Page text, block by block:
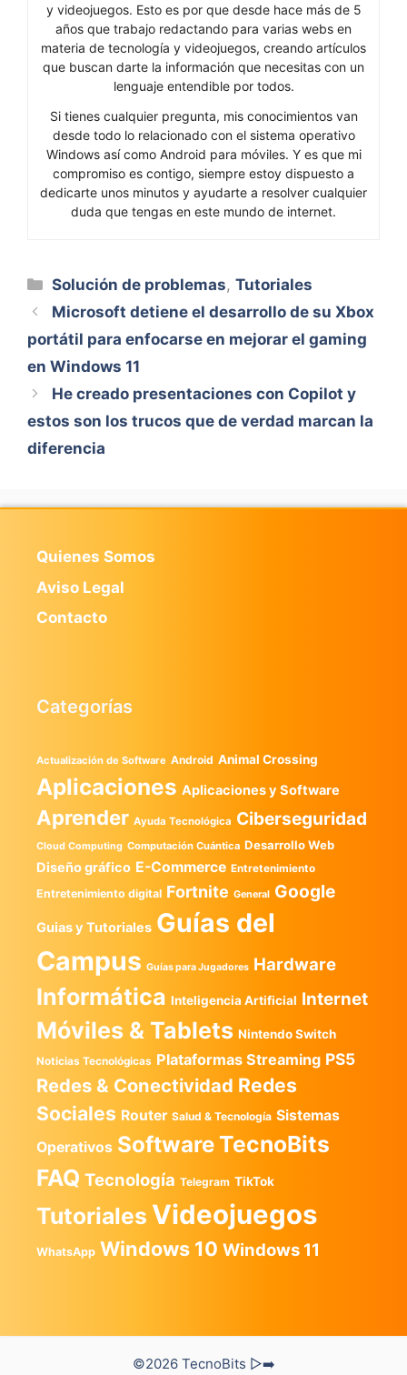
y videojuegos. Esto es por que desde hace más de 5
años que trabajo redactando para varias webs en
materia de tecnología y videojuegos, creando artículos
que buscan darte la información que necesitas con un
lenguaje entendible por todos.
Si tienes cualquier pregunta, mis conocimientos van
desde todo lo relacionado con el sistema operativo
Windows así como Android para móviles. Y es que mi
compromiso es contigo, siempre estoy dispuesto a
dedicarte unos minutos y ayudarte a resolver cualquier
duda que tengas en este mundo de internet.
Categorías
Solución de problemas,Tutoriales
Microsoft detiene el desarrollo de su Xbox
portátil para enfocarse en mejorar el gaming
en Windows 11
He creado presentaciones con Copilot y
estos son los trucos que de verdad marcan la
diferencia
Quienes Somos
Aviso Legal
Contacto
Categorías
Actualización de Software Android Animal Crossing
Aplicaciones Aplicaciones y Software
Aprender Ayuda Tecnológica Ciberseguridad
Cloud Computing Computación Cuántica Desarrollo Web
Diseño gráfico E-Commerce Entretenimiento
Entretenimiento digital Fortnite General Google
Guias y Tutoriales Guías del
Campus Guías para Jugadores Hardware
Informática Inteligencia Artificial Internet
Móviles & Tablets Nintendo Switch
Noticias Tecnológicas Plataformas Streaming PS5
Redes & Conectividad Redes
Sociales Router Salud & Tecnología Sistemas
Operativos SoftwareTecnoBits
FAQ Tecnología Telegram TikTok
Tutoriales Videojuegos
WhatsApp Windows 10 Windows 11
©2026 TecnoBits ▷➡️